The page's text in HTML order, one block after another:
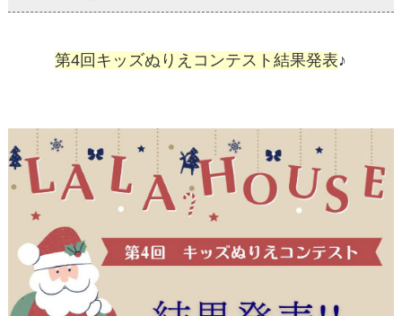
第4回キッズぬりえコンテスト結果発表♪